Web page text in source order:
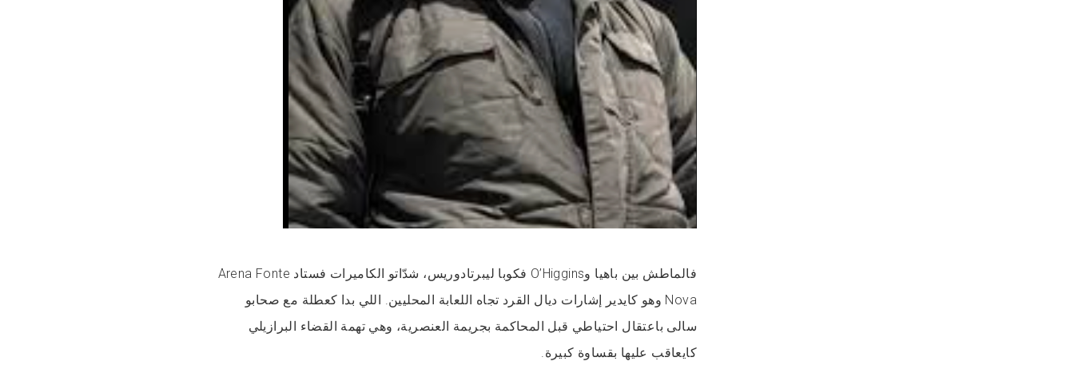
فالماطش بين باهيا وO’Higgins فكوبا ليبرتادوريس، شدّاتو الكاميرات فستاد Arena Fonte
Nova وهو كايدير إشارات ديال القرد تجاه اللعابة المحليين. اللي بدا كعطلة مع صحابو
سالى باعتقال احتياطي قبل المحاكمة بجريمة العنصرية، وهي تهمة القضاء البرازيلي
كايعاقب عليها بقساوة كبيرة.